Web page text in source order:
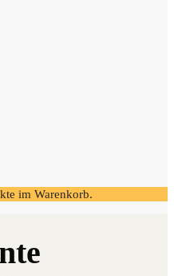
im Warenkorb.